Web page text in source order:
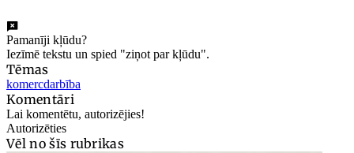
Pamanīji kļūdu?
Iezīmē tekstu un spied "ziņot par kļūdu".
Tēmas
komercdarbība
Komentāri
Lai komentētu, autorizējies!
Autorizēties
Vēl no šīs rubrikas